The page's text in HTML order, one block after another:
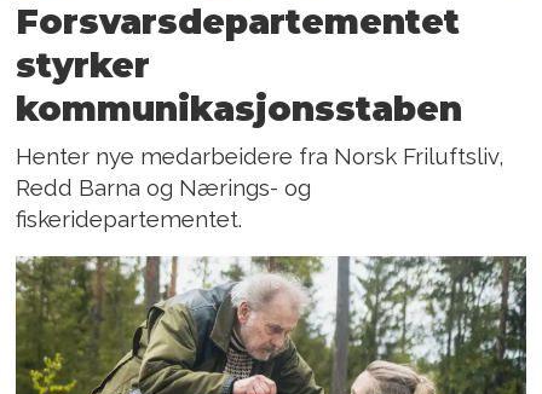
Forsvarsdepartementet
styrker
kommunikasjonsstaben
Henter nye medarbeidere fra Norsk Friluftsliv,
Redd Barna og Nærings- og
fiskeridepartementet.